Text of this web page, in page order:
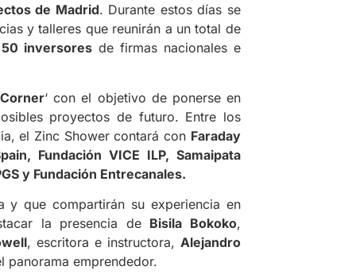
de Madrid. Durante estos días se
y talleres que reunirán a un total de
50 inversores de firmas nacionales e
‘ con el objetivo de ponerse en
proyectos de futuro. Entre los
el Zinc Shower contará con Faraday
Fundación VICE ILP, Samaipata
y Fundación Entrecanales.
y que compartirán su experiencia en
la presencia de Bisila Bokoko,
, escritora e instructora, Alejandro
panorama emprendedor.